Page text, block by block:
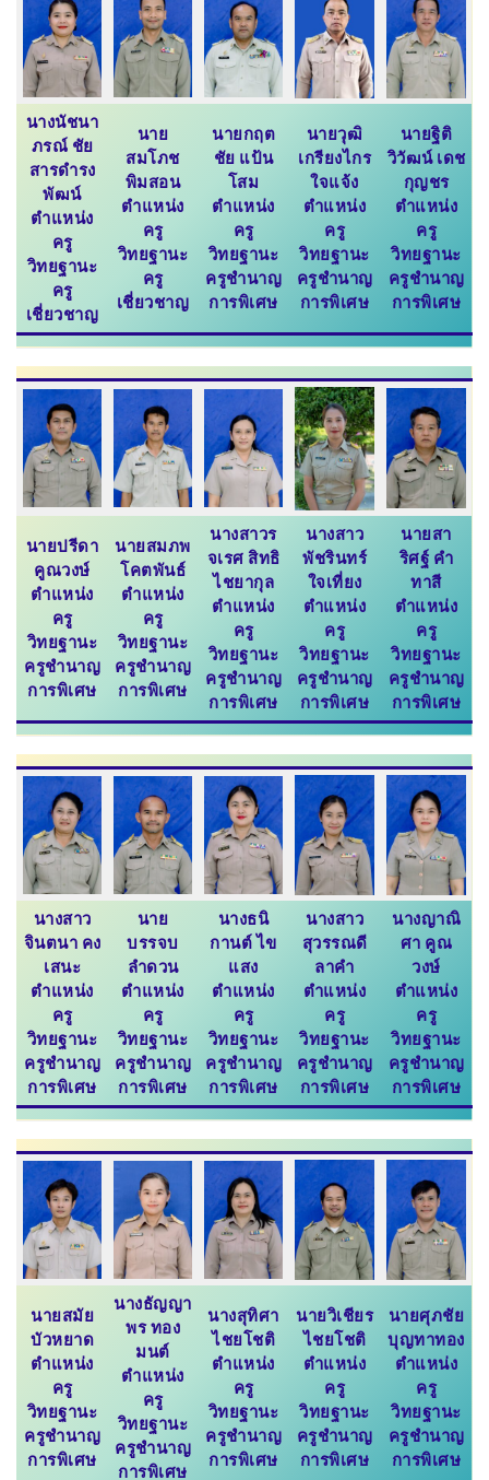
นางนัชนา
ภรณ์ ชัย
สารดำรง
พัฒน์
ตำแหน่ง
ครู
วิทยฐานะ
ครู
เชี่ยวชาญ
นาย
สมโภช
พิมสอน
ตำแหน่ง
ครู
วิทยฐานะ
ครู
เชี่ยวชาญ
นายกฤต
ชัย แป้น
โสม
ตำแหน่ง
ครู
วิทยฐานะ
ครูชำนาญ
การพิเศษ
นายวุฒิ
เกรียงไกร
ใจแจ้ง
ตำแหน่ง
ครู
วิทยฐานะ
ครูชำนาญ
การพิเศษ
นายฐิติ
วิวัฒน์ เดช
กุญชร
ตำแหน่ง
ครู
วิทยฐานะ
ครูชำนาญ
การพิเศษ
นายปรีดา
คูณวงษ์
ตำแหน่ง
ครู
วิทยฐานะ
ครูชำนาญ
การพิเศษ
นายสมภพ
โคตพันธ์
ตำแหน่ง
ครู
วิทยฐานะ
ครูชำนาญ
การพิเศษ
นางสาวร
จเรศ สิทธิ
ไชยากุล
ตำแหน่ง
ครู
วิทยฐานะ
ครูชำนาญ
การพิเศษ
นางสาว
พัชรินทร์
ใจเที่ยง
ตำแหน่ง
ครู
วิทยฐานะ
ครูชำนาญ
การพิเศษ
นายสา
ริศฐ์ คำ
ทาสี
ตำแหน่ง
ครู
วิทยฐานะ
ครูชำนาญ
การพิเศษ
นางสาว
จินตนา คง
เสนะ
ตำแหน่ง
ครู
วิทยฐานะ
ครูชำนาญ
การพิเศษ
นาย
บรรจบ
ลำดวน
ตำแหน่ง
ครู
วิทยฐานะ
ครูชำนาญ
การพิเศษ
นางธนิ
กานต์ ไข
แสง
ตำแหน่ง
ครู
วิทยฐานะ
ครูชำนาญ
การพิเศษ
นางสาว
สุวรรณดี
ลาคำ
ตำแหน่ง
ครู
วิทยฐานะ
ครูชำนาญ
การพิเศษ
นางญาณิ
ศา คูณ
วงษ์
ตำแหน่ง
ครู
วิทยฐานะ
ครูชำนาญ
การพิเศษ
นายสมัย
บัวหยาด
ตำแหน่ง
ครู
วิทยฐานะ
ครูชำนาญ
การพิเศษ
นางธัญญา
พร ทอง
มนต์
ตำแหน่ง
ครู
วิทยฐานะ
ครูชำนาญ
การพิเศษ
นางสุทิศา
ไชยโชติ
ตำแหน่ง
ครู
วิทยฐานะ
ครูชำนาญ
การพิเศษ
นายวิเชียร
ไชยโชติ
ตำแหน่ง
ครู
วิทยฐานะ
ครูชำนาญ
การพิเศษ
นายศุภชัย
บุญทาทอง
ตำแหน่ง
ครู
วิทยฐานะ
ครูชำนาญ
การพิเศษ